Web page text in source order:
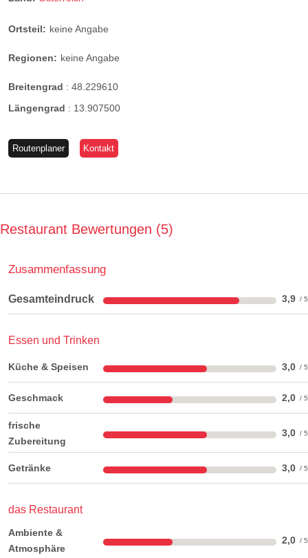
Ortsteil: keine Angabe
Regionen: keine Angabe
Breitengrad : 48.229610
Längengrad : 13.907500
Routenplaner Kontakt
Restaurant Bewertungen 5
Zusammenfassung
Gesamteindruck 3,9
Essen und Trinken
Küche & Speisen 3,0
Geschmack 2,0
frische
Zubereitung
3,0
Getränke 3,0
das Restaurant
Ambiente &
Atmosphäre
2,0